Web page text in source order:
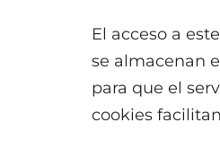
El acceso a
se almacenan
para que el
cookies